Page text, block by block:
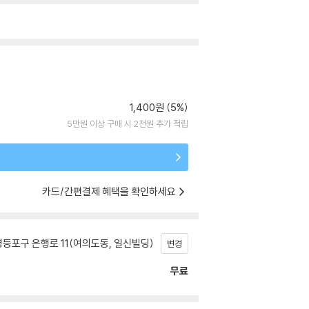
1,400원 (5%)
5만원 이상 구매 시 2천원 추가 적립
카드/간편결제 혜택을 확인하세요
포구 은행로 11(여의도동, 일신빌딩) 변경
무료